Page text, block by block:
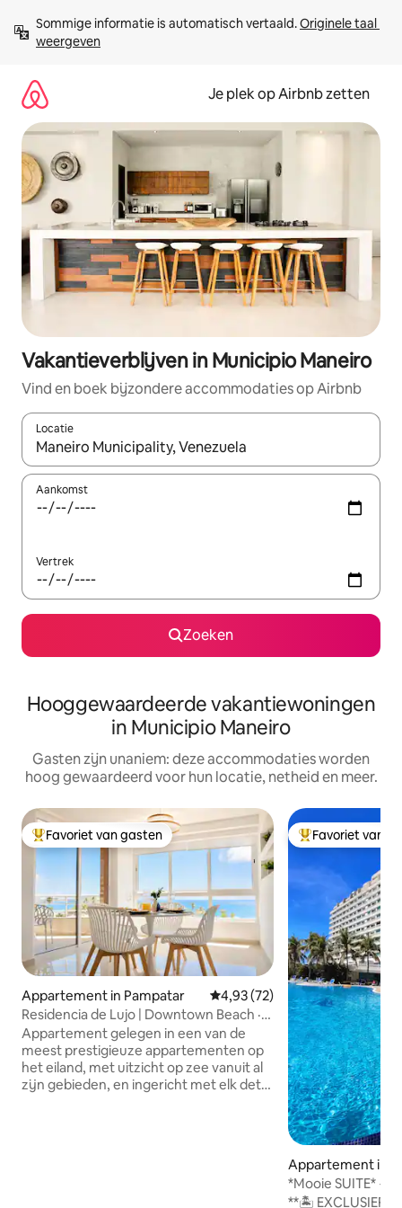
direct
naar
Sommige informatie is automatisch vertaald. Originele taal
weergeven
Je plek op Airbnb zetten
Vakantieverblijven in Municipio Maneiro
Vind en boek bijzondere accommodaties op Airbnb
Locatie
Wanneer er resultaten beschikbaar zijn, maak je een keuze
Aankomst
Vertrek
Zoeken
Hooggewaardeerde vakantiewoningen
in Municipio Maneiro
Gasten zijn unaniem: deze accommodaties worden
hoog gewaardeerd voor hun locatie, netheid en meer.
Topfavoriet van gasten
Favoriet van gasten
Appartement in Pampatar Gemiddelde beoordeling van
4,93 (72)
Residencia de Lujo | Downtown Beach ·
Casa Mia
Appartement gelegen in een van de
meest prestigieuze appartementen op
het eiland, met uitzicht op zee vanuit al
zijn gebieden, en ingericht met elk detail
Topfavoriet van
Favoriet van
Appartement in
*Mooie SUITE* +
STRAND
**🏝️ EXCLUSIEF!